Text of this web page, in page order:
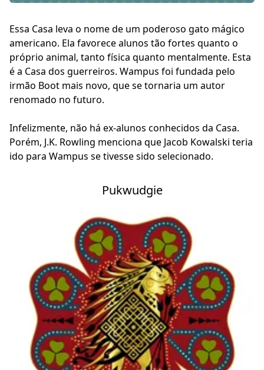
Essa Casa leva o nome de um poderoso gato mágico
americano. Ela favorece alunos tão fortes quanto o
próprio animal, tanto física quanto mentalmente. Esta
é a Casa dos guerreiros. Wampus foi fundada pelo
irmão Boot mais novo, que se tornaria um autor
renomado no futuro.
Infelizmente, não há ex-alunos conhecidos da Casa.
Porém, J.K. Rowling menciona que Jacob Kowalski teria
ido para Wampus se tivesse sido selecionado.
Pukwudgie